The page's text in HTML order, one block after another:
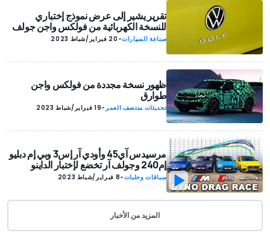
تقرير يشير إلى عرض نموذج إختباري
للنسخة الكهربائية من فولكس واجن جولف
صناعة السيارات- 20 فبراير/شباط 2023
ظهور نسخة مجددة من فولكس واجن
طوارق
تحديثات منتصف العمر -19 فبراير/شباط 2023
مرسيدس آي45 وأودي آر إس3 وبي إم دبليو
إم240 وجولف آر تخضع لإختبار الداينو
سباقات وحلبات-8 فبراير/شباط 2023
المزيد من الأخبار